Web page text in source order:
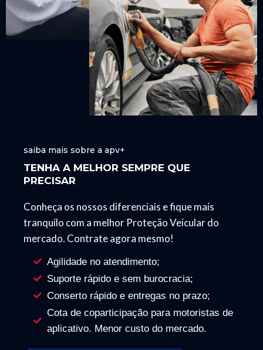
saiba mais sobre a apv+
TENHA A MELHOR SEMPRE QUE
PRECISAR
Conheça os nossos diferenciais e fique mais
tranquilo com a melhor Proteção Veicular do
mercado. Contrate agora mesmo!
Agilidade no atendimento;
Suporte rápido e sem burocracia;
Conserto rápido e entregas no prazo;
Cota de coparticipação para motoristas de
aplicativo. Menor custo do mercado.